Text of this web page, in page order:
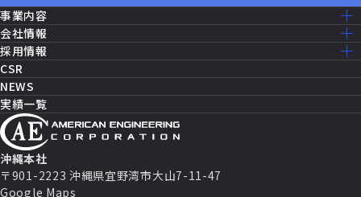
沖縄本社
〒901-2223 沖縄県宜野湾市大山7-11-47
Google Maps
事業内容
事業内容一覧
建設工事［米軍基地］
建設工事［公共事業］
機器修理・設備メンテナンス
ITソリューション
消防設備・制御
セールス・マーケティング
セキュリティシステム
パートナー契約
会社情報
ミッション・ビジョン
ごあいさつ
会社概要
沿革
アクセスマップ
グループ企業一覧
採用情報
採用情報トップ
仕事を知る
先輩社員の声
働く環境
福利厚生
数字で見るAEC
キャリアパス
よくある質問
募集要項
CSR
NEWS
実績一覧